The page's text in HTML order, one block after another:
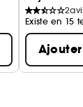
2
Existe en 15